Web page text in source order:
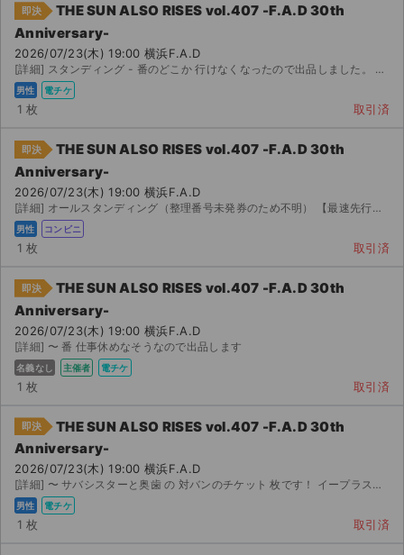
お知らせ
サイト情報
チケットジャム運営会社
チケットジャム利用規約
プライバシーポリシー
特定商取引法に基づく表記
即決
THE SUN ALSO RISES vol.407 -F.A.D 30th
Anniversary-
2026/07/23(木) 19:00 横浜F.A.D
[詳細] スタンディング - 番のどこか 行けなくなったので出品しました。 イープラスの電子チ...
男性 電チケ
1 枚 取引済
即決
THE SUN ALSO RISES vol.407 -F.A.D 30th
Anniversary-
2026/07/23(木) 19:00 横浜F.A.D
[詳細] オールスタンディング（整理番号未発券のため不明） 【最速先行・公式プレオーダー当選分】 イ...
男性 コンビニ
1 枚 取引済
即決
THE SUN ALSO RISES vol.407 -F.A.D 30th
Anniversary-
2026/07/23(木) 19:00 横浜F.A.D
[詳細] 〜 番 仕事休めなそうなので出品します
名義なし 主催者 電チケ
1 枚 取引済
即決
THE SUN ALSO RISES vol.407 -F.A.D 30th
Anniversary-
2026/07/23(木) 19:00 横浜F.A.D
[詳細] 〜 サバシスターと奥歯 の 対バンのチケット 枚です！ イープラスにて分配します。 よ...
男性 電チケ
1 枚 取引済